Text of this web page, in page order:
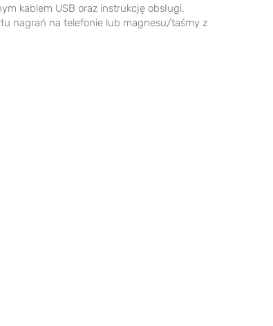
kablem USB oraz instrukcję obsługi.
nagrań na telefonie lub magnesu/taśmy z